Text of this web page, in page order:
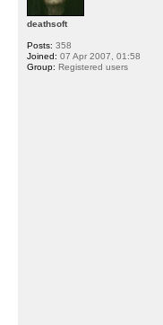
deathsoft
Posts: 358
Joined: 07 Apr 2007, 01:58
Group: Registered users